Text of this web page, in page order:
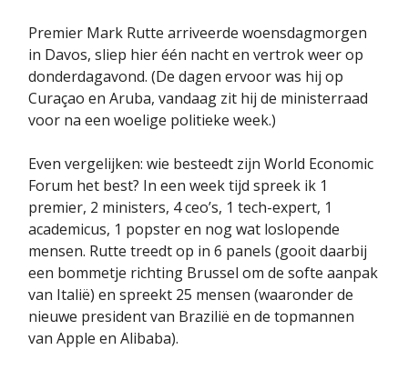
Premier Mark Rutte arriveerde woensdagmorgen
in Davos, sliep hier één nacht en vertrok weer op
donderdagavond. (De dagen ervoor was hij op
Curaçao en Aruba, vandaag zit hij de ministerraad
voor na een woelige politieke week.)
Even vergelijken: wie besteedt zijn World Economic
Forum het best? In een week tijd spreek ik 1
premier, 2 ministers, 4 ceo’s, 1 tech-expert, 1
academicus, 1 popster en nog wat loslopende
mensen. Rutte treedt op in 6 panels (gooit daarbij
een bommetje richting Brussel om de softe aanpak
van Italië) en spreekt 25 mensen (waaronder de
nieuwe president van Brazilië en de topmannen
van Apple en Alibaba).